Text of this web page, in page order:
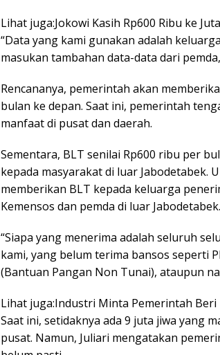
Lihat juga:Jokowi Kasih Rp600 Ribu ke
“Data yang kami gunakan adalah
masukan tambahan data-data dari
Rencananya, pemerintah akan
bulan ke depan. Saat ini, pemerintah
manfaat di pusat dan daerah.
Sementara, BLT senilai Rp600 ribu per
kepada masyarakat di luar Jabodetabek.
memberikan BLT kepada keluarga
Kemensos dan pemda di luar Jabodetabek.
“Siapa yang menerima adalah seluruh
kami, yang belum terima bansos seperti
(Bantuan Pangan Non Tunai), ataupun
Lihat juga:Industri Minta Pemerintah
Saat ini, setidaknya ada 9 juta jiwa yang
pusat. Namun, Juliari mengatakan